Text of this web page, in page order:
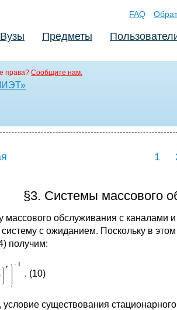
FAQ
Вузы Предметы
права? Сообщите нам.
1
§3. Системы массового
массового обслуживания с каналами
систему с ожиданием. Поскольку в
получим:
. (10)
условие существования